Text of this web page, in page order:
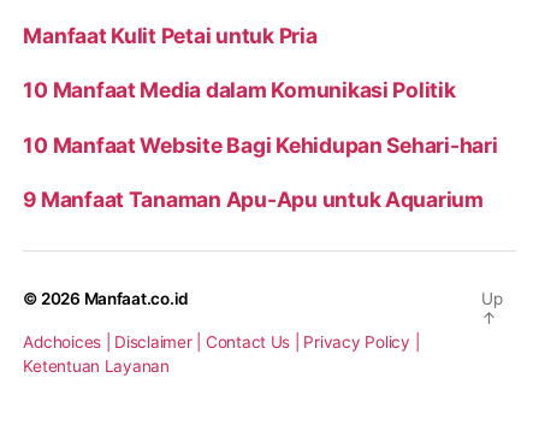
Manfaat Kulit Petai untuk Pria
10 Manfaat Media dalam Komunikasi Politik
10 Manfaat Website Bagi Kehidupan Sehari-hari
9 Manfaat Tanaman Apu-Apu untuk Aquarium
© 2026 Manfaat.co.id
Adchoices | Disclaimer | Contact Us | Privacy Policy |
Ketentuan Layanan
Up
↑